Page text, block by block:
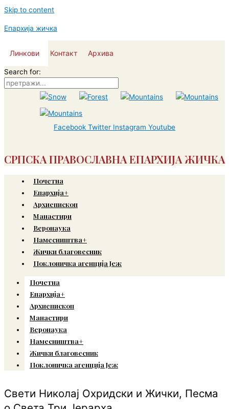
Skip to content
Епархија жичка
Линкови Контакт Архива
Search for:
Facebook Twitter Instagram Youtube
СРПСКА ПРАВОСЛАВНА ЕПАРХИЈА ЖИЧКА
Почетна
Епархија+
Архиепископ
Манастири
Веронаука
Намесништва+
Жички благовесник
Поклоничка агенција Јеж
Почетна
Епархија+
Архиепископ
Манастири
Веронаука
Намесништва+
Жички благовесник
Поклоничка агенција Јеж
Свети Николај Охридски и Жички, Песма